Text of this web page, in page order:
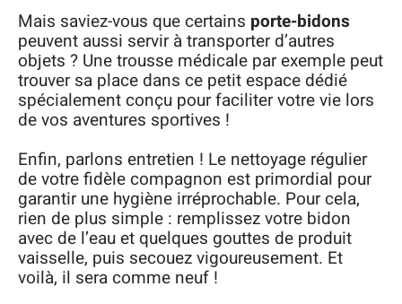
Mais saviez-vous que certains porte-bidons
peuvent aussi servir à transporter d’autres
objets ? Une trousse médicale par exemple peut
trouver sa place dans ce petit espace dédié
spécialement conçu pour faciliter votre vie lors
de vos aventures sportives !
Enfin, parlons entretien ! Le nettoyage régulier
de votre fidèle compagnon est primordial pour
garantir une hygiène irréprochable. Pour cela,
rien de plus simple : remplissez votre bidon
avec de l’eau et quelques gouttes de produit
vaisselle, puis secouez vigoureusement. Et
voilà, il sera comme neuf !